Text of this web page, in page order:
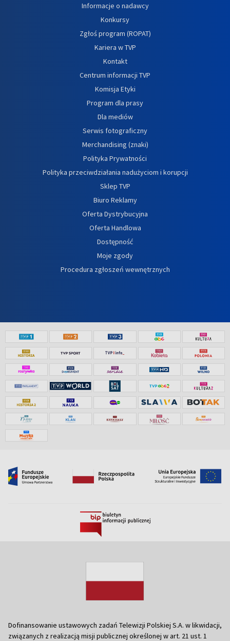
Informacje o nadawcy
Konkursy
Zgłoś program (ROPAT)
Kariera w TVP
Kontakt
Centrum informacji TVP
Komisja Etyki
Program dla prasy
Dla mediów
Serwis fotograficzny
Merchandising (znaki)
Polityka Prywatności
Polityka przeciwdziałania nadużyciom i korupcji
Sklep TVP
Biuro Reklamy
Oferta Dystrybucyjna
Oferta Handlowa
Dostępność
Moje zgody
Procedura zgłoszeń wewnętrznych
Dofinansowanie ustawowych zadań Telewizji Polskiej S.A. w likwidacji,
związanych z realizacją misji publicznej określonej w art. 21 ust. 1